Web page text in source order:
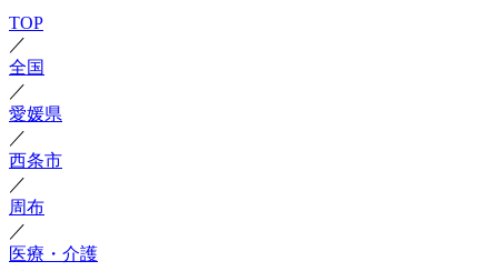
TOP
／
全国
／
愛媛県
／
西条市
／
周布
／
医療・介護